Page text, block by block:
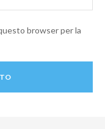
browser per la